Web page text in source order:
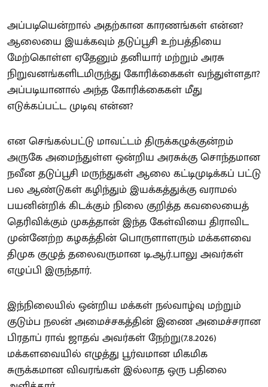
அப்படியென்றால் அதற்கான காரணங்கள் என்ன?
ஆலையை இயக்கவும் தடுப்பூசி உற்பத்தியை
மேற்கொள்ள ஏதேனும் தனியார் மற்றும் அரசு
நிறுவனங்களிடமிருந்து கோரிக்கைகள் வந்துள்ளதா?
அப்படியானால் அந்த கோரிக்கைகள் மீது
எடுக்கப்பட்ட முடிவு என்ன?
என செங்கல்பட்டு மாவட்டம் திருக்கழுக்குன்றம்
அருகே அமைந்துள்ள ஒன்றிய அரசுக்கு சொந்தமான
நவீன தடுப்பூசி மருந்துகள் ஆலை கட்டிமுடிக்கப் பட்டு
பல ஆண்டுகள் கழிந்தும் இயக்கத்துக்கு வராமல்
பயனின்றிக் கிடக்கும் நிலை குறித்த கவலையைத்
தெரிவிக்கும் முகத்தான் இந்த கேள்வியை திராவிட
முன்னேற்ற கழகத்தின் பொருளாளரும் மக்களவை
திமுக குழுத் தலைவருமான டி.ஆர்.பாலு அவர்கள்
எழுப்பி இருந்தார்.
இந்நிலையில் ஒன்றிய மக்கள் நல்வாழ்வு மற்றும்
குடும்ப நலன் அமைச்சகத்தின் இணை அமைச்சரான
பிரதாப் ராவ் ஜாதவ் அவர்கள் நேற்று(7.8.2026)
மக்களவையில் எழுத்து பூர்வமான மிகமிக
சுருக்கமான விவரங்கள் இல்லாத ஒரு பதிலை